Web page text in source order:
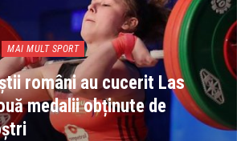
MAI MULT SPORT
români au cucerit Las
medalii obținute de